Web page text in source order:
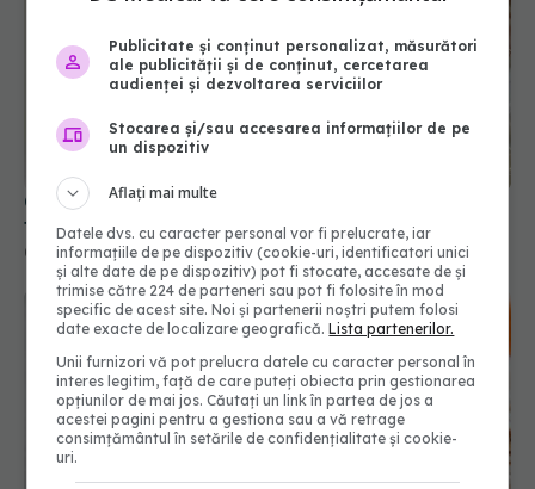
Colagenul chiar te scapă de riduri? Ce conțin, de
09 feb 2026, 12:36
Publicitate și conținut personalizat, măsurători
ale publicității și de conținut, cercetarea
audienței și dezvoltarea serviciilor
Stocarea și/sau accesarea informațiilor de pe
un dispozitiv
Aflați mai multe
Datele dvs. cu caracter personal vor fi prelucrate, iar
informațiile de pe dispozitiv (cookie-uri, identificatori unici
și alte date de pe dispozitiv) pot fi stocate, accesate de și
trimise către 224 de parteneri sau pot fi folosite în mod
specific de acest site. Noi și partenerii noștri putem folosi
date exacte de localizare geografică.Lista partenerilor.
Unii furnizori vă pot prelucra datele cu caracter personal în
interes legitim, față de care puteți obiecta prin gestionarea
opțiunilor de mai jos. Căutați un link în partea de jos a
acestei pagini pentru a gestiona sau a vă retrage
consimțământul în setările de confidențialitate și cookie-
uri.